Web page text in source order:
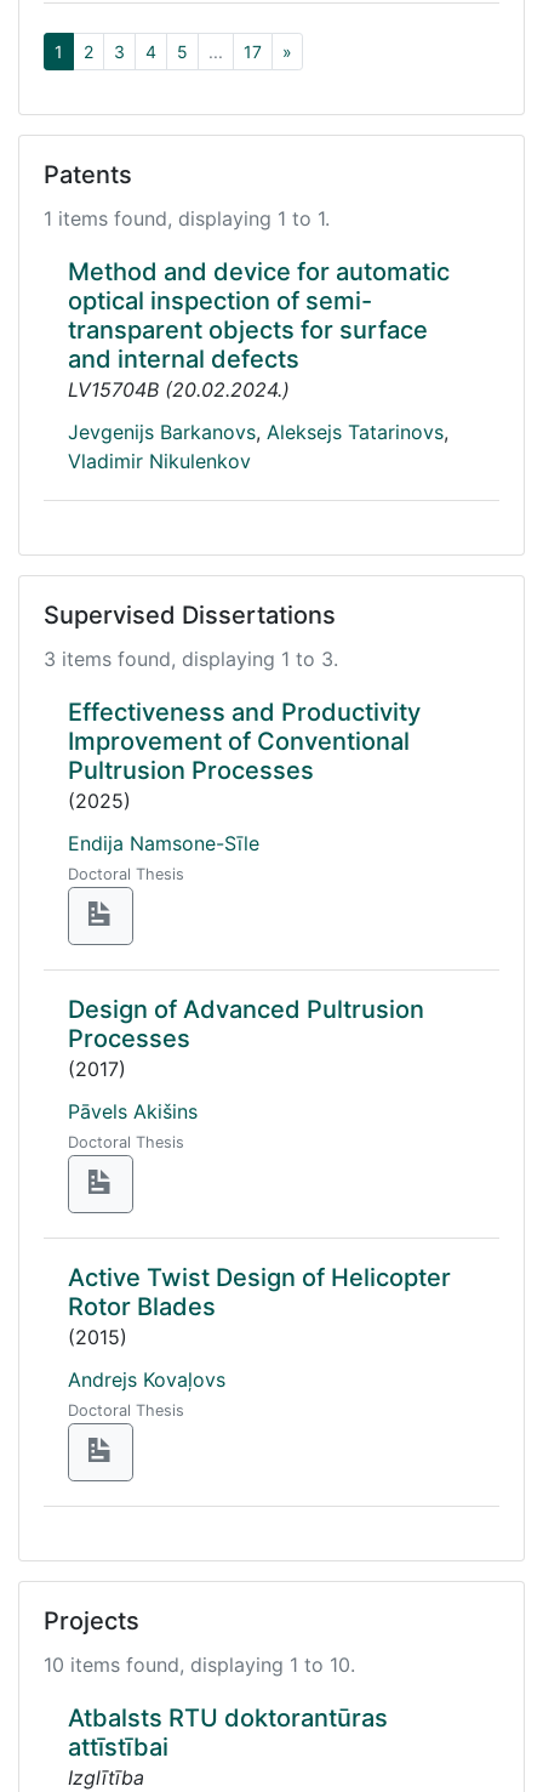
1 2 3 4 5 ... 17 »
Patents
1 items found, displaying 1 to 1.
Method and device for automatic
optical inspection of semi-
transparent objects for surface
and internal defects
LV15704B (20.02.2024.)
Jevgenijs Barkanovs, Aleksejs Tatarinovs,
Vladimir Nikulenkov
Supervised Dissertations
3 items found, displaying 1 to 3.
Effectiveness and Productivity
Improvement of Conventional
Pultrusion Processes
(2025)
Endija Namsone-Sīle
Doctoral Thesis
Design of Advanced Pultrusion
Processes
(2017)
Pāvels Akišins
Doctoral Thesis
Active Twist Design of Helicopter
Rotor Blades
(2015)
Andrejs Kovaļovs
Doctoral Thesis
Projects
10 items found, displaying 1 to 10.
Atbalsts RTU doktorantūras
attīstībai
Izglītība